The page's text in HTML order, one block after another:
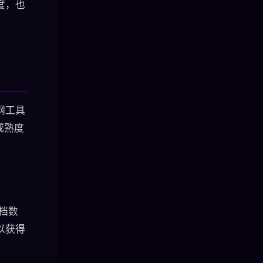
，也
工具
熟度
数
获得